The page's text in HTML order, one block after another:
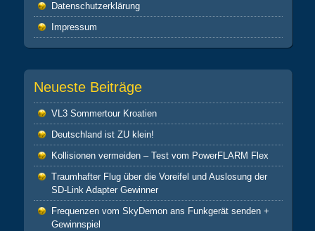
Datenschutz­erklärung
Impressum
Neueste Beiträge
VL3 Sommertour Kroatien
Deutschland ist ZU klein!
Kollisionen vermeiden – Test vom PowerFLARM Flex
Traumhafter Flug über die Voreifel und Auslosung der
SD-Link Adapter Gewinner
Frequenzen vom SkyDemon ans Funkgerät senden +
Gewinnspiel